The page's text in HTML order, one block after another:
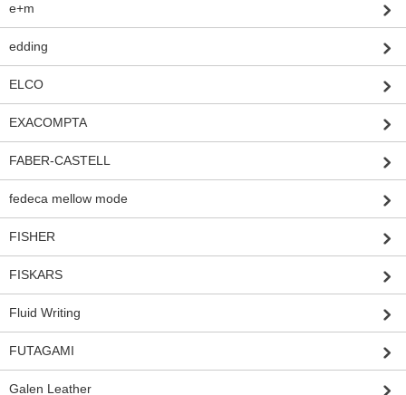
e+m
edding
ELCO
EXACOMPTA
FABER-CASTELL
fedeca mellow mode
FISHER
FISKARS
Fluid Writing
FUTAGAMI
Galen Leather